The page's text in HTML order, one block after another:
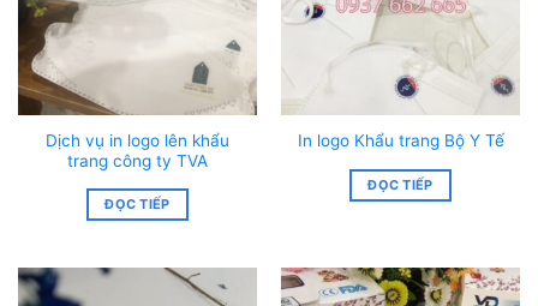
Dịch vụ in logo lên khẩu
trang công ty TVA
ĐỌC TIẾP
In logo Khẩu trang Bộ Y Tế
ĐỌC TIẾP